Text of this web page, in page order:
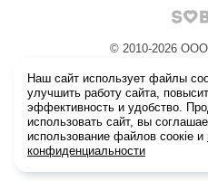
© 2010-2026 ООО
Политика
+7 (495)
Ежедневно
г. Москва,
Наш сайт использует файлы
улучшить работу сайта,
эффективность и удобство.
использовать сайт, вы
использование файлов соoкіе и
конфиденциальности